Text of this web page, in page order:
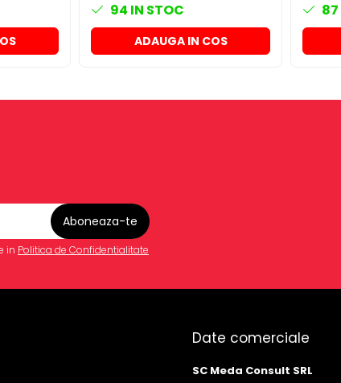
94 IN STOC
ADAUGA IN COS
87
in Politica de Confidentialitate
Date comerciale
SC Meda Consult SRL